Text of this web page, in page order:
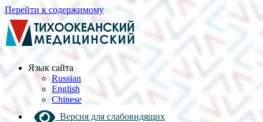
Перейти к содержимому
Язык cайта
Russian
English
Chinese
Версия для слабовидящих